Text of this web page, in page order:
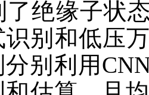
了绝缘子状
别和低压
分别利用